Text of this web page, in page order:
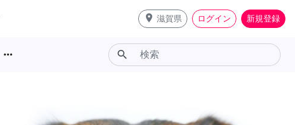
place 滋賀県 ログイン 新規登録
more_horiz search